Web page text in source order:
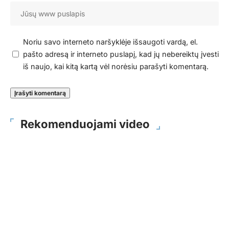
Noriu savo interneto naršyklėje išsaugoti vardą, el.
pašto adresą ir interneto puslapį, kad jų nebereiktų įvesti
iš naujo, kai kitą kartą vėl norėsiu parašyti komentarą.
Rekomenduojami video